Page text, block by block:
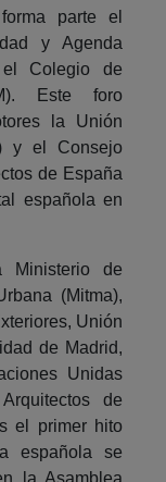
parte el
y Agenda
Colegio de
Este foro
la Unión
y el Consejo
de España
española en
Ministerio de
(Mitma),
Unión
de Madrid,
Unidas
de
el primer hito
española se
la Asamblea